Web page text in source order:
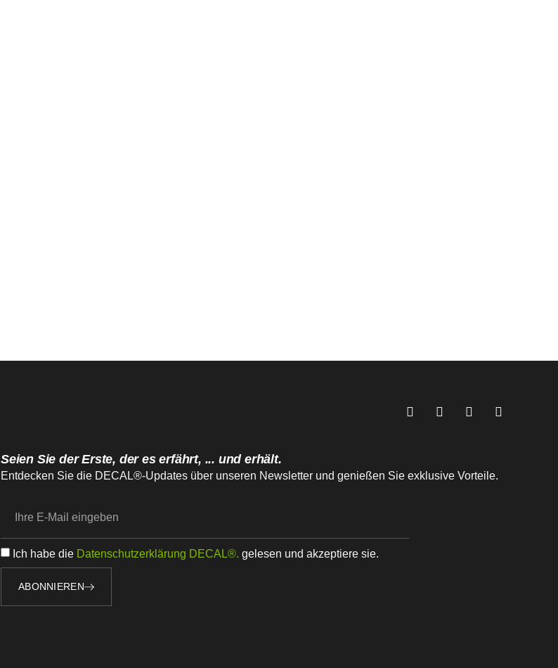
Seien Sie der Erste, der es erfährt, ... und erhält.
Entdecken Sie die DECAL®-Updates über unseren Newsletter und genießen Sie exklusive Vorteile.
Ich habe die Datenschutzerklärung DECAL®. gelesen und akzeptiere sie.
ABONNIEREN